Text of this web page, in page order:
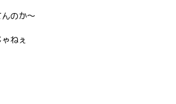
のか〜
ねぇ